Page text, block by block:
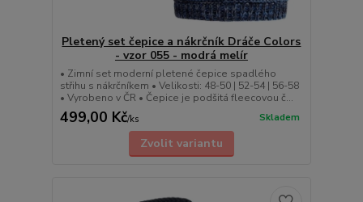
Pletený set čepice a nákrčník Dráče Colors
- vzor 055 - modrá melír
• Zimní set moderní pletené čepice spadlého
střihu s nákrčníkem • Velikosti: 48-50 | 52-54 | 56-58
• Vyrobeno v ČR • Čepice je podšitá fleecovou č...
499,00 Kč/ks Skladem
Zvolit variantu